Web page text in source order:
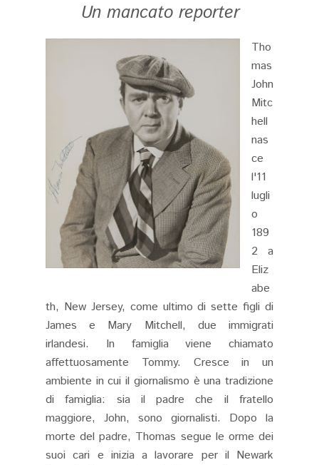
Un mancato reporter
Tho
mas
John
Mitc
hell
nas
ce
l'11
lugli
o
189
2 a
Eliz
abe
th, New Jersey, come ultimo di sette figli di
James e Mary Mitchell, due immigrati
irlandesi. In famiglia viene chiamato
affettuosamente Tommy. Cresce in un
ambiente in cui il giornalismo è una tradizione
di famiglia: sia il padre che il fratello
maggiore, John, sono giornalisti. Dopo la
morte del padre, Thomas segue le orme dei
suoi cari e inizia a lavorare per il Newark